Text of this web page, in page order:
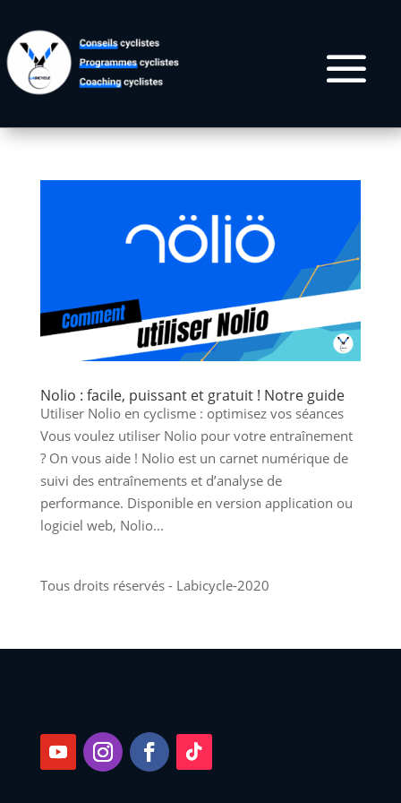
Nolio : facile, puissant et gratuit ! Notre guide
Utiliser Nolio en cyclisme : optimisez vos séances
Vous voulez utiliser Nolio pour votre entraînement
? On vous aide ! Nolio est un carnet numérique de
suivi des entraînements et d’analyse de
performance. Disponible en version application ou
logiciel web, Nolio...
Tous droits réservés - Labicycle-2020